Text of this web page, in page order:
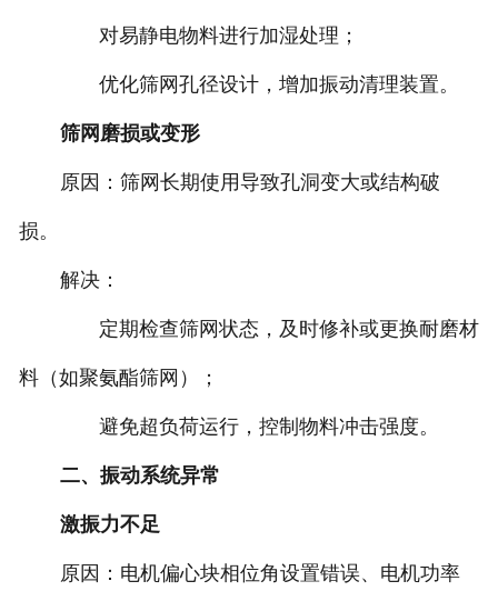
对易静电物料进行加湿处理‌；
优化筛网孔径设计，增加振动清理装置‌。
‌筛网磨损或变形‌
‌原因‌：筛网长期使用导致孔洞变大或结构破
损‌。
‌解决‌：
定期检查筛网状态，及时修补或更换耐磨材
料（如聚氨酯筛网）‌；
避免超负荷运行，控制物料冲击强度‌。
二、振动系统异常
‌激振力不足
‌原因‌：电机偏心块相位角设置错误、电机功率